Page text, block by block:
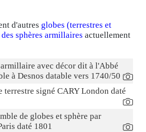
d'autres globes (terrestres et
sphères armillaires actuellement
avec décor dit à l'Abbé
à Desnos datable vers 1740/50
terrestre signé CARY London daté
de globes et sphère par
daté 1801